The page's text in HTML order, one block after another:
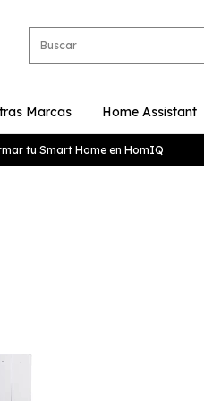
Marcas Home Assistant
tu Smart Home en HomIQ